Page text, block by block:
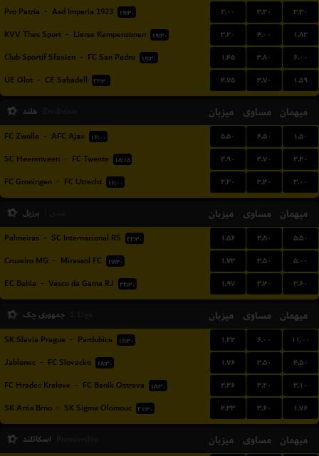
Pro Patria - Asd Imperia 1923 ۱۹:۳۰ ۲.۰۰ ۳.۲۰ ۳.۳۰
KVV Thes Sport - Lierse Kempenzonen ۱۹:۳۰ ۳.۲۰ ۴.۰۰ ۱.۸۲
Club Sportif Sfaxien - FC San Pedro ۱۹:۳۰ ۱.۴۵ ۳.۸۰ ۶.۰۰
UE Olot - CE Sabadell ۲۲:۳۰ ۴.۷۵ ۳.۷۰ ۱.۵۹
هلند میزبان مساوی میهمان
FC Zwolle - AFC Ajax ۱۶:۰۰ ۵.۵۰ ۴.۵۰ ۱.۵۰
SC Heerenveen - FC Twente ۱۸:۱۵ ۲.۹۰ ۳.۷۰ ۲.۲۰
FC Groningen - FC Utrecht ۱۶:۰۰ ۲.۳۰ ۳.۴۰ ۳.۰۰
برزیل میزبان مساوی میهمان
Palmeiras - SC Internacional RS ۲۲:۳۰ ۱.۵۶ ۳.۸۰ ۵.۵۰
Cruzeiro MG - Mirassol FC ۱۷:۳۰ ۱.۷۳ ۳.۵۰ ۵.۰۰
EC Bahia - Vasco da Gama RJ ۲۲:۳۰ ۱.۹۷ ۳.۴۰ ۳.۶۰
جمهوری چک میزبان مساوی میهمان
SK Slavia Prague - Pardubice ۱۶:۳۰ ۱.۲۲ ۶.۰۰ ۱۱.۰۰
Jablonec - FC Slovacko ۱۸:۳۰ ۱.۷۶ ۳.۵۰ ۴.۵۰
FC Hradec Kralove - FC Banik Ostrava ۱۸:۳۰ ۲.۲۶ ۳.۲۰ ۳.۱۰
SK Artis Brno - SK Sigma Olomouc ۲۱:۳۰ ۴.۳۳ ۳.۶۰ ۱.۷۶
اسکاتلند میزبان مساوی میهمان